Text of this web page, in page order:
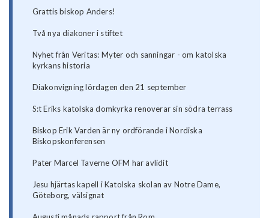
Grattis biskop Anders!
Två nya diakoner i stiftet
Nyhet från Veritas: Myter och sanningar - om katolska
kyrkans historia
Diakonvigning lördagen den 21 september
S:t Eriks katolska domkyrka renoverar sin södra terrass
Biskop Erik Varden är ny ordförande i Nordiska
Biskopskonferensen
Pater Marcel Taverne OFM har avlidit
Jesu hjärtas kapell i Katolska skolan av Notre Dame,
Göteborg, välsignat